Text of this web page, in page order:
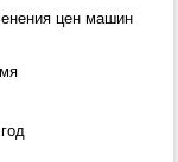
цен машин